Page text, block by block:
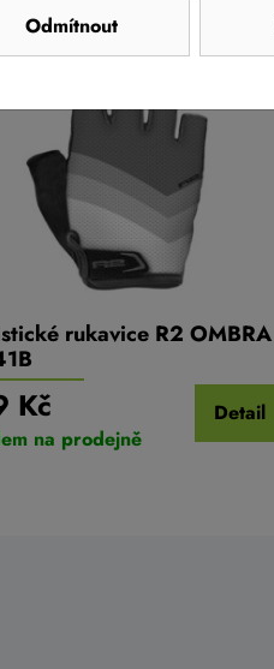
rukavice R2 OMBRA
Kč
na prodejně
Detail
Odmítnout